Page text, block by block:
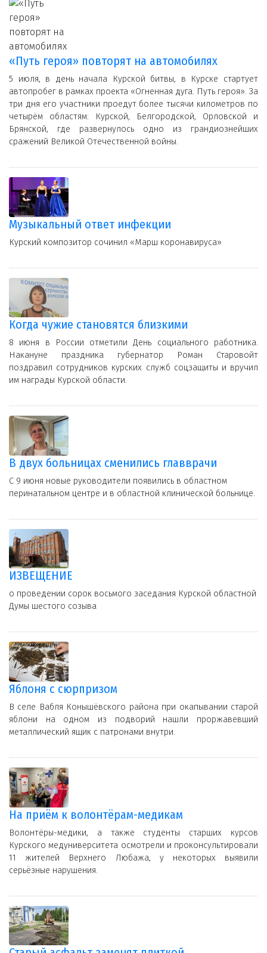
«Путь героя» повторят на автомобилях
5 июля, в день начала Курской битвы, в Курске стартует
автопробег в рамках проекта «Огненная дуга. Путь героя». За
три дня его участники проедут более тысячи километров по
четырём областям: Курской, Белгородской, Орловской и
Брянской, где развернулось одно из грандиознейших
сражений Великой Отечественной войны.
Музыкальный ответ инфекции
Курский композитор сочинил «Марш коронавируса»
Когда чужие становятся близкими
8 июня в России отметили День социального работника.
Накануне праздника губернатор Роман Старовойт
поздравил сотрудников курских служб соцзащиты и вручил
им награды Курской области.
В двух больницах сменились главврачи
С 9 июня новые руководители появились в областном
перинатальном центре и в областной клинической больнице.
ИЗВЕЩЕНИЕ
о проведении сорок восьмого заседания Курской областной
Думы шестого созыва
Яблоня с сюрпризом
В селе Вабля Конышёвского района при окапывании старой
яблони на одном из подворий нашли проржавевший
металлический ящик с патронами внутри.
На приём к волонтёрам-медикам
Волонтёры-медики, а также студенты старших курсов
Курского медуниверситета осмотрели и проконсультировали
11 жителей Верхнего Любажа, у некоторых выявили
серьёзные нарушения.